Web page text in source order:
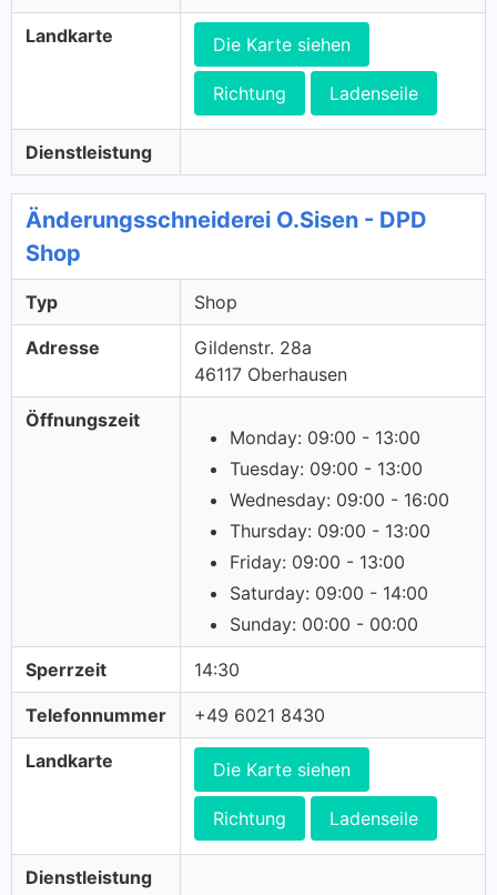
Landkarte Die Karte siehen
Richtung Ladenseile
Dienstleistung
Änderungsschneiderei O.Sisen - DPD
Shop
Typ Shop
Adresse
Gildenstr. 28a
46117 Oberhausen
Öffnungszeit
Monday: 09:00 - 13:00
Tuesday: 09:00 - 13:00
Wednesday: 09:00 - 16:00
Thursday: 09:00 - 13:00
Friday: 09:00 - 13:00
Saturday: 09:00 - 14:00
Sunday: 00:00 - 00:00
Sperrzeit 14:30
Telefonnummer +49 6021 8430
Landkarte Die Karte siehen
Richtung Ladenseile
Dienstleistung